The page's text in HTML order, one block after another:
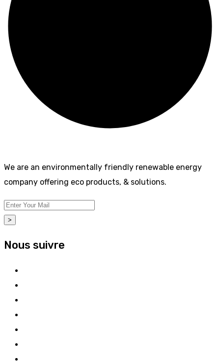
We are an environmentally friendly renewable energy
company offering eco products, & solutions.
>
Nous suivre